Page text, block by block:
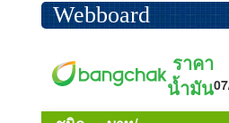
Webboard